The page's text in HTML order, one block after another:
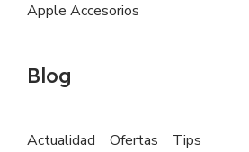
Apple Accesorios
Blog
Actualidad Ofertas Tips